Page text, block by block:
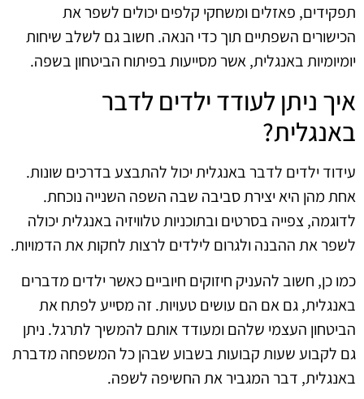
תפקידים, פאזלים ומשחקי קלפים יכולים לשפר את
הכישורים השפתיים תוך כדי הנאה. חשוב גם לשלב שיחות
יומיומיות באנגלית, אשר מסייעות בפיתוח הביטחון בשפה.
איך ניתן לעודד ילדים לדבר
באנגלית?
עידוד ילדים לדבר באנגלית יכול להתבצע בדרכים שונות.
אחת מהן היא יצירת סביבה שבה השפה השנייה נוכחת.
לדוגמה, צפייה בסרטים ובתוכניות טלוויזיה באנגלית יכולה
לשפר את ההבנה ולגרום לילדים לרצות לחקות את הדמויות.
כמו כן, חשוב להעניק חיזוקים חיוביים כאשר ילדים מדברים
באנגלית, גם אם הם עושים טעויות. זה מסייע לפתח את
הביטחון העצמי שלהם ומעודד אותם להמשיך לתרגל. ניתן
גם לקבוע שעות קבועות בשבוע שבהן כל המשפחה מדברת
באנגלית, דבר המגביר את החשיפה לשפה.